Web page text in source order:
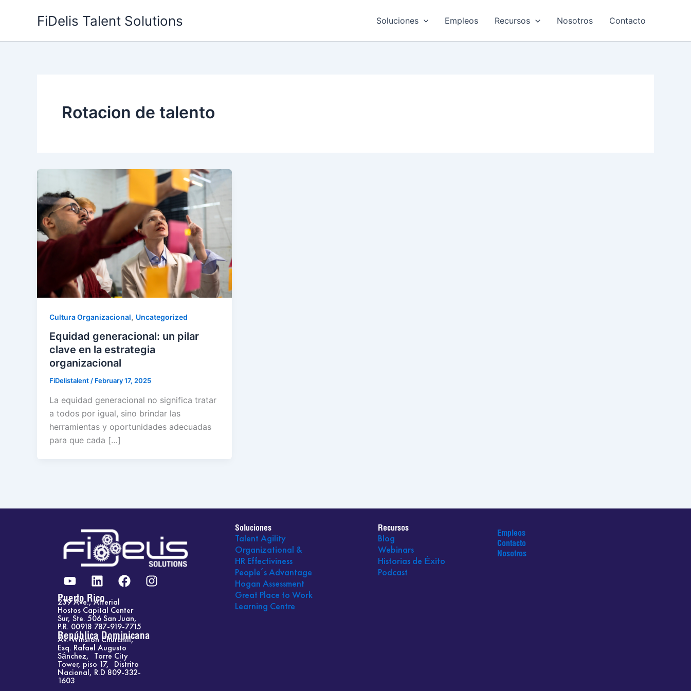
FiDelis Talent Solutions Soluciones Empleos Recursos Nosotros Contacto
Rotacion de talento
Cultura Organizacional, Uncategorized
Equidad generacional: un pilar
clave en la estrategia
organizacional
FiDelistalent/ February 17, 2025
La equidad generacional no significa tratar
a todos por igual, sino brindar las
herramientas y oportunidades adecuadas
para que cada […]
Y
o
u
t
u
b
e
L
i
n
k
e
d
i
n
F
a
e
b
o
o
k
I
n
Puerto Rico
239 Ave., Arterial
Hostos Capital Center
Sur, Ste. 506 San Juan,
P.R. 00918 787-919-7715
República Dominicana
Av. Winston Churchill,
Esq. Rafael Augusto
Sánchez, Torre City
Tower, piso 17, Distrito
Nacional, R.D 809-332-
1603
Soluciones
Talent Agility
Organizational &
HR Effectiviness
People´s Advantage
Hogan Assessment
Great Place to Work
Learning Centre
Recursos
Blog
Webinars
Historias de Éxito
Podcast
Empleos
Contacto
Nosotros